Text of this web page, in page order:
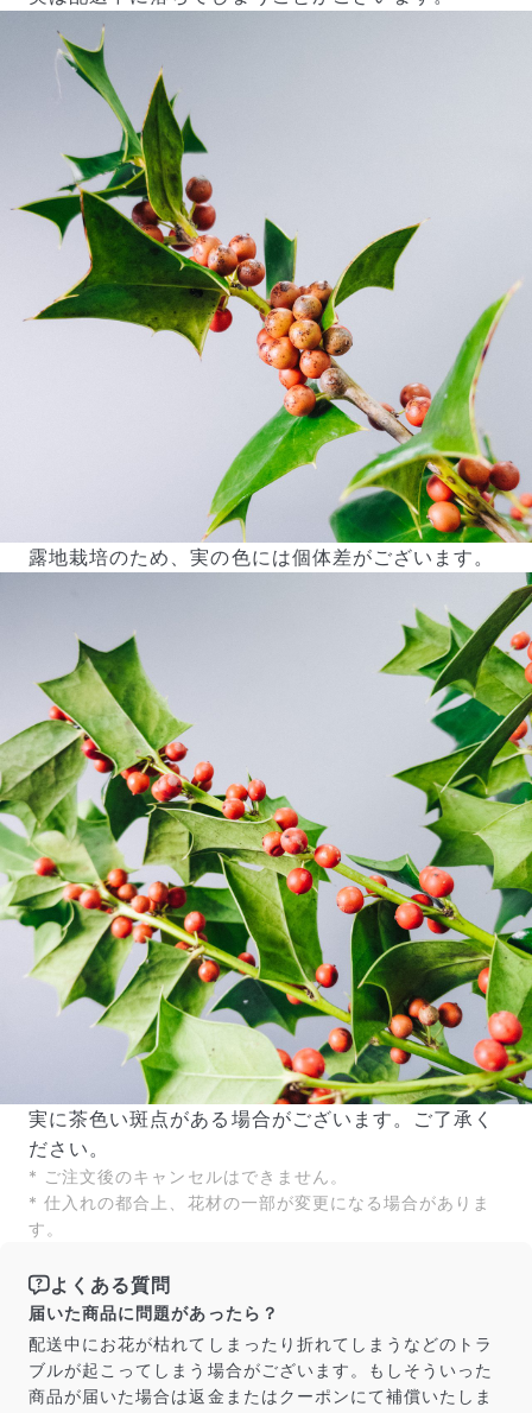
露地栽培のため、実の色には個体差がございます。
実に茶色い斑点がある場合がございます。ご了承く
ださい。
* ご注文後のキャンセルはできません。
* 仕入れの都合上、花材の一部が変更になる場合がありま
す。
よくある質問
届いた商品に問題があったら？
配送中にお花が枯れてしまったり折れてしまうなどのトラ
ブルが起こってしまう場合がございます。もしそういった
商品が届いた場合は返金またはクーポンにて補償いたしま